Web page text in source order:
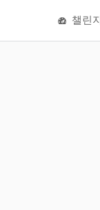
챌린지